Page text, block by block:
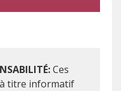
Ces
titre informatif